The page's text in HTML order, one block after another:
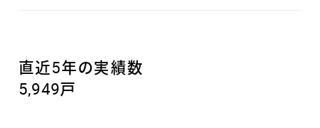
直近5年の実績数
5,949戸